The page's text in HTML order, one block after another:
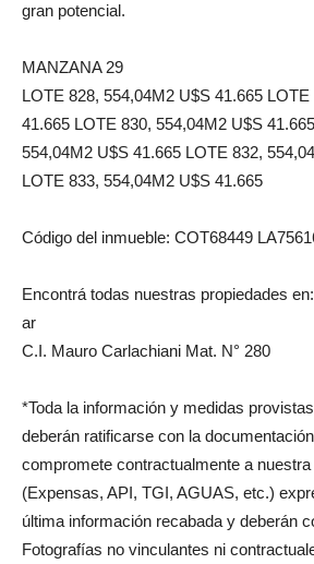
gran potencial.
MANZANA 29
LOTE 828, 554,04M2 U$S 41.665
41.665 LOTE 830, 554,04M2 U$S
554,04M2 U$S 41.665 LOTE 832,
LOTE 833, 554,04M2 U$S 41.665
Código del inmueble: COT68449
Encontrá todas nuestras propiedades
ar
C.I. Mauro Carlachiani Mat. N° 280
*Toda la información y medidas
deberán ratificarse con la
compromete contractualmente a
(Expensas, API, TGI, AGUAS, etc.)
última información recabada y deberán
Fotografías no vinculantes ni